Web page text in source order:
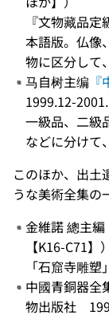
『文物藏品
本語版。仏像
物に区分して
马自树主编
1999.12-
一級品、二級
などに分けて
このほか、出土
うな美術全集の
金維諾 總主
【K16-C71】）
「石窟寺雕
中國青銅器全
物出版社